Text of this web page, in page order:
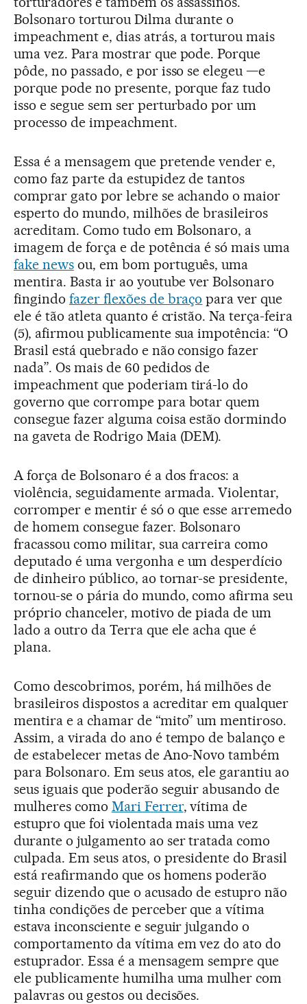
Bolsonaro torturou Dilma durante o
impeachment e, dias atrás, a torturou mais
uma vez. Para mostrar que pode. Porque
pôde, no passado, e por isso se elegeu —e
porque pode no presente, porque faz tudo
isso e segue sem ser perturbado por um
processo de impeachment.
Essa é a mensagem que pretende vender e,
como faz parte da estupidez de tantos
comprar gato por lebre se achando o maior
esperto do mundo, milhões de brasileiros
acreditam. Como tudo em Bolsonaro, a
imagem de força e de potência é só mais uma
fake newsou, em bom português, uma
mentira. Basta ir ao youtube ver Bolsonaro
fingindo fazer flexões de braço para ver que
ele é tão atleta quanto é cristão. Na terça-feira
(5), afirmou publicamente sua impotência: “O
Brasil está quebrado e não consigo fazer
nada”. Os mais de 60 pedidos de
impeachment que poderiam tirá-lo do
governo que corrompe para botar quem
consegue fazer alguma coisa estão dormindo
na gaveta de Rodrigo Maia (DEM).
A força de Bolsonaro é a dos fracos: a
violência, seguidamente armada. Violentar,
corromper e mentir é só o que esse arremedo
de homem consegue fazer. Bolsonaro
fracassou como militar, sua carreira como
deputado é uma vergonha e um desperdício
de dinheiro público, ao tornar-se presidente,
tornou-se o pária do mundo, como afirma seu
próprio chanceler, motivo de piada de um
lado a outro da Terra que ele acha que é
plana.
Como descobrimos, porém, há milhões de
brasileiros dispostos a acreditar em qualquer
mentira e a chamar de “mito” um mentiroso.
Assim, a virada do ano é tempo de balanço e
de estabelecer metas de Ano-Novo também
para Bolsonaro. Em seus atos, ele garantiu ao
seus iguais que poderão seguir abusando de
mulheres como Mari Ferrer, vítima de
estupro que foi violentada mais uma vez
durante o julgamento ao ser tratada como
culpada. Em seus atos, o presidente do Brasil
está reafirmando que os homens poderão
seguir dizendo que o acusado de estupro não
tinha condições de perceber que a vítima
estava inconsciente e seguir julgando o
comportamento da vítima em vez do ato do
estuprador. Essa é a mensagem sempre que
ele publicamente humilha uma mulher com
palavras ou gestos ou decisões.